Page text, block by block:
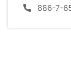
886-7-